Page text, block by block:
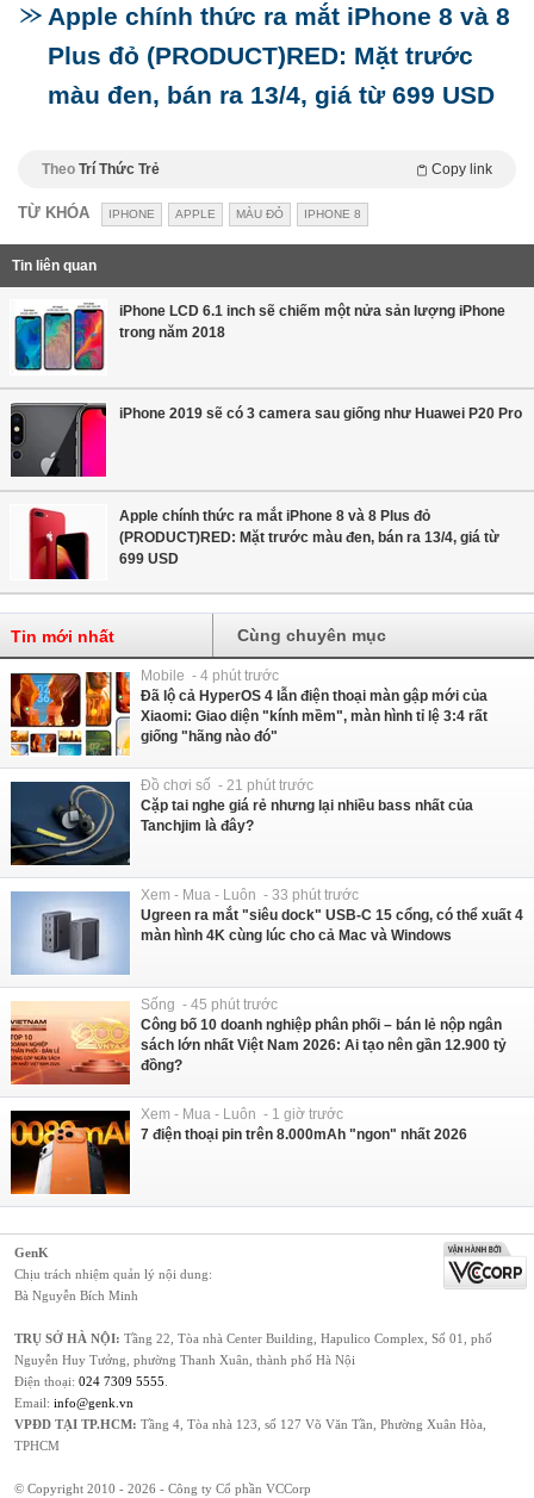
Apple chính thức ra mắt iPhone 8 và 8
Plus đỏ (PRODUCT)RED: Mặt trước
màu đen, bán ra 13/4, giá từ 699 USD
Theo Trí Thức Trẻ Copy link
TỪ KHÓA IPHONE APPLE MÀU ĐỎ IPHONE 8
Tin liên quan
iPhone LCD 6.1 inch sẽ chiếm một nửa sản lượng iPhone
trong năm 2018
iPhone 2019 sẽ có 3 camera sau giống như Huawei P20 Pro
Apple chính thức ra mắt iPhone 8 và 8 Plus đỏ
(PRODUCT)RED: Mặt trước màu đen, bán ra 13/4, giá từ
699 USD
Tin mới nhất Cùng chuyên mục
Mobile - 4 phút trước
Đã lộ cả HyperOS 4 lẫn điện thoại màn gập mới của
Xiaomi: Giao diện "kính mềm", màn hình tỉ lệ 3:4 rất
giống "hãng nào đó"
Đồ chơi số - 21 phút trước
Cặp tai nghe giá rẻ nhưng lại nhiều bass nhất của
Tanchjim là đây?
Xem - Mua - Luôn - 33 phút trước
Ugreen ra mắt "siêu dock" USB-C 15 cổng, có thể xuất 4
màn hình 4K cùng lúc cho cả Mac và Windows
Sống - 45 phút trước
Công bố 10 doanh nghiệp phân phối – bán lẻ nộp ngân
sách lớn nhất Việt Nam 2026: Ai tạo nên gần 12.900 tỷ
đồng?
Xem - Mua - Luôn - 1 giờ trước
7 điện thoại pin trên 8.000mAh "ngon" nhất 2026
GenK
Chịu trách nhiệm quản lý nội dung:
Bà Nguyễn Bích Minh
TRỤ SỞ HÀ NỘI: Tầng 22, Tòa nhà Center Building, Hapulico Complex, Số 01, phố
Nguyễn Huy Tưởng, phường Thanh Xuân, thành phố Hà Nội
Điện thoại: 024 7309 5555
Email: info@genk.vn
VPĐD TẠI TP.HCM: Tầng 4, Tòa nhà 123, số 127 Võ Văn Tần, Phường Xuân Hòa,
TPHCM
© Copyright 2010 - 2026 - Công ty Cổ phần VCCorp